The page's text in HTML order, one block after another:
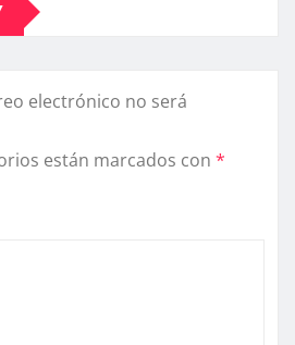
electrónico no será
están marcados con *